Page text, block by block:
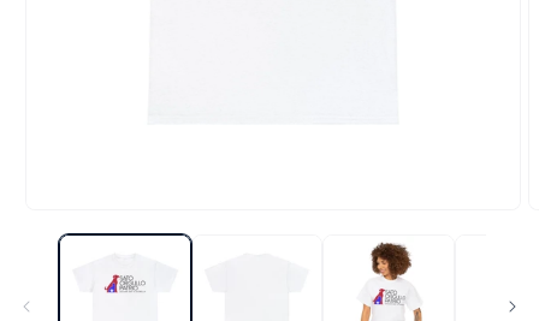
elemento
una